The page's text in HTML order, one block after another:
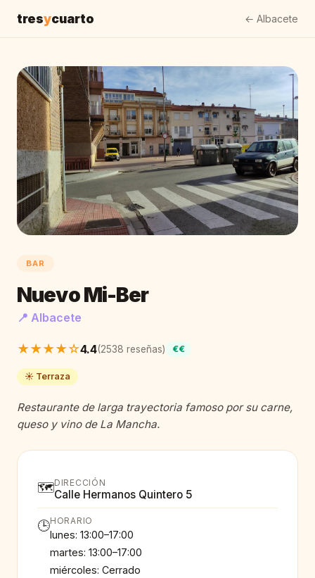
tresycuarto ← Albacete
BAR
Nuevo Mi-Ber
📍 Albacete
★★★★☆4.4(2538 reseñas) €€
☀️ Terraza
Restaurante de larga trayectoria famoso por su carne,
queso y vino de La Mancha.
🗺️DIRECCIÓN
Calle Hermanos Quintero 5
🕒HORARIO
lunes: 13:00–17:00
martes: 13:00–17:00
miércoles: Cerrado